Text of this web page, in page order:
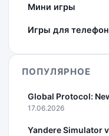
Мини игры
Игры для
ПОПУЛЯРНОЕ
Global Protocol:
17.06.2026
Yandere Simulator